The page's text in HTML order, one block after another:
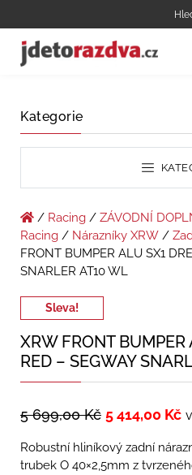
Kategorie
/ Racing / ZÁVODNÍ
Racing / Nárazníky XRW /
FRONT BUMPER ALU SX1
SNARLER AT10 WL
Sleva!
XRW FRONT BUMPER
RED – SEGWAY
5 699,00Kč 5 414,00 Kč
Robustní hliníkový zadní
trubek O 40×2,5mm z